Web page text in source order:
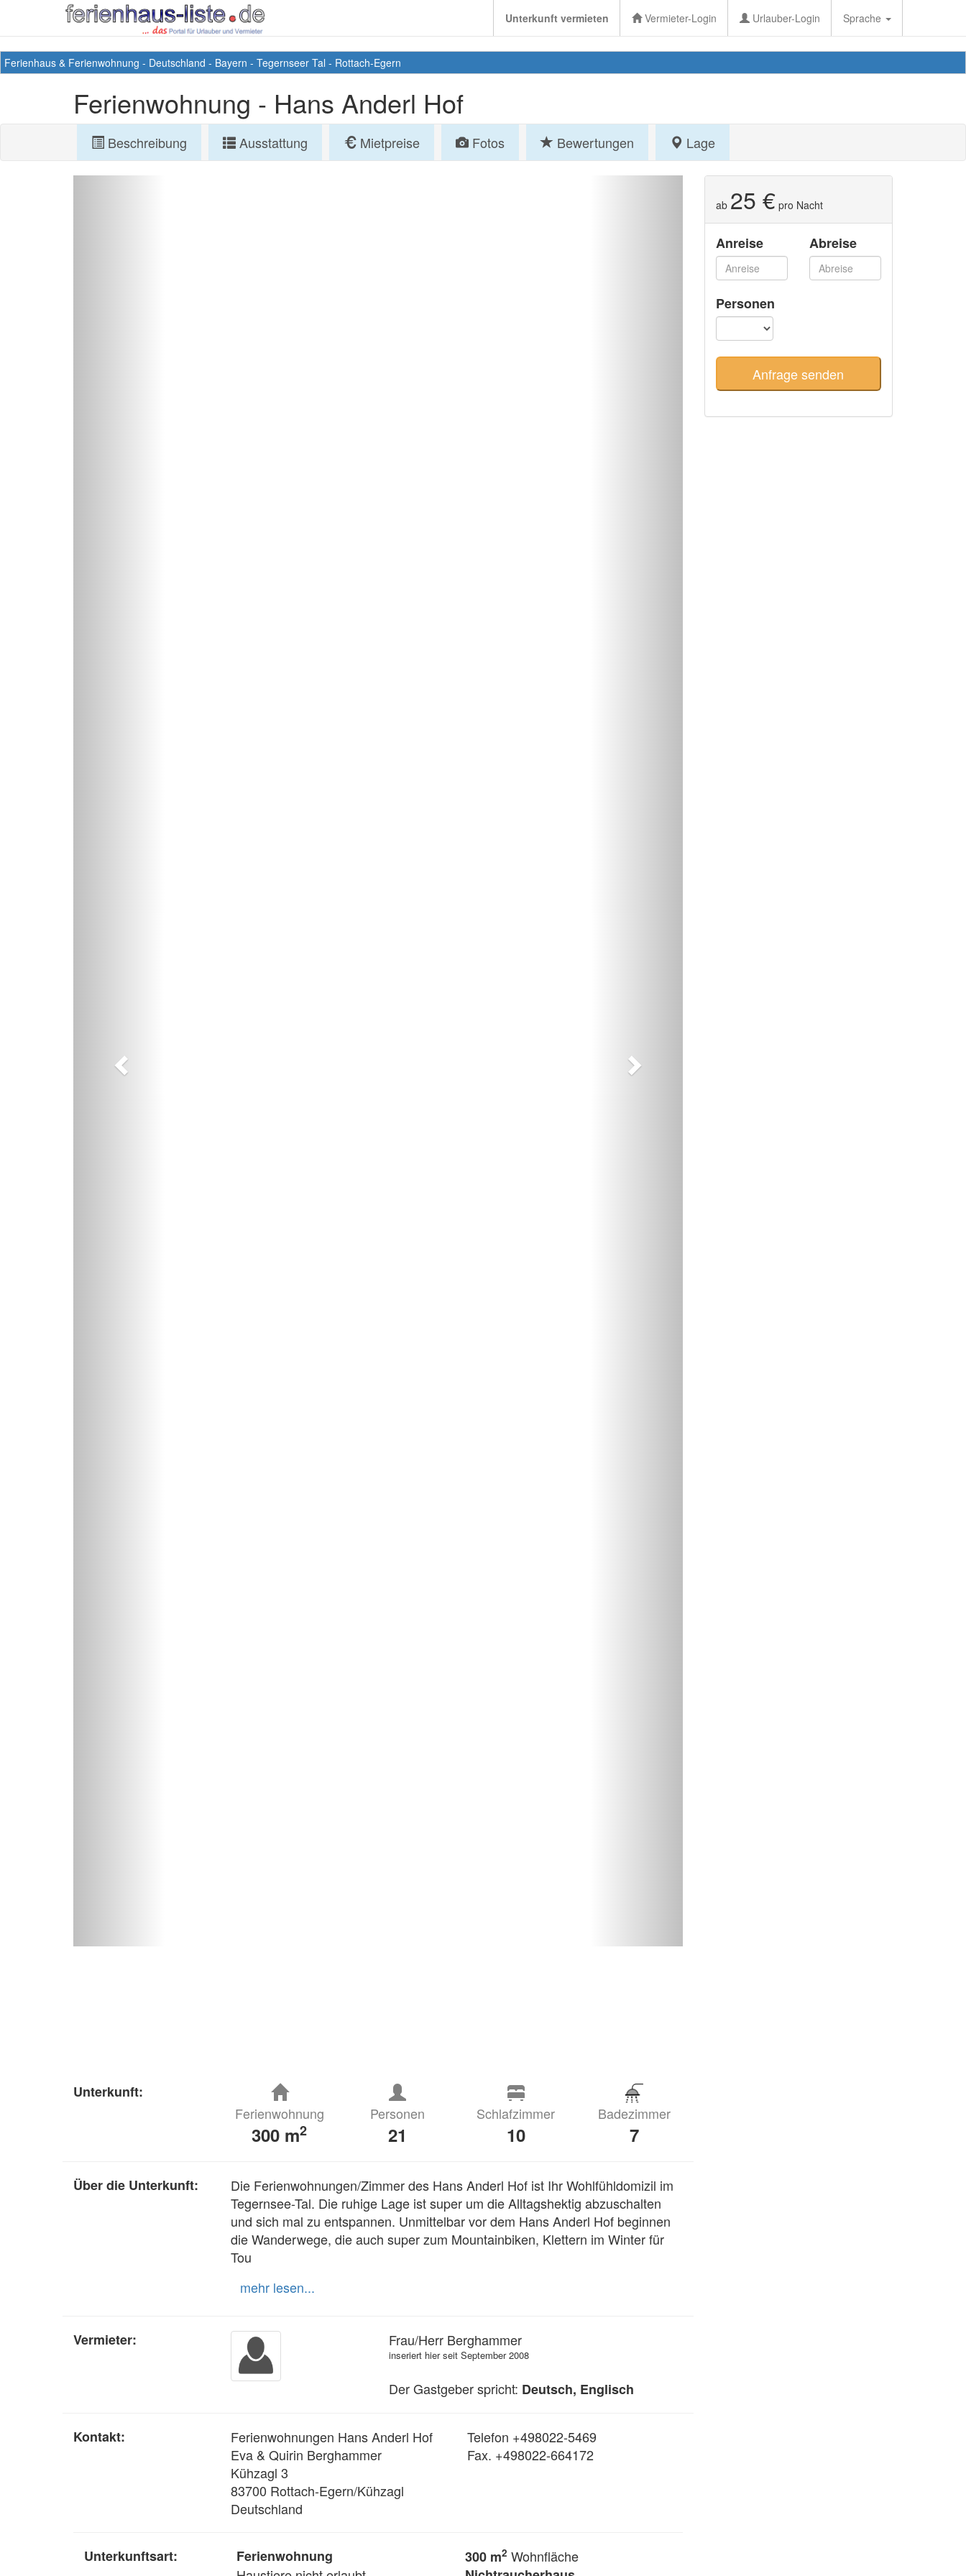
Unterkunft vermieten Vermieter-Login Urlauber-Login Sprache
Ferienhaus & Ferienwohnung - Deutschland - Bayern - Tegernseer Tal - Rottach-Egern
Ferienwohnung - Hans Anderl Hof
Beschreibung Ausstattung Mietpreise Fotos Bewertungen Lage
ab 25 € pro Nacht
Anreise Abreise
Personen
Unterkunft:
Ferienwohnung
300 m2
Personen
21
Schlafzimmer
10
Badezimmer
7
Über die Unterkunft:
Die Ferienwohnungen/Zimmer des Hans Anderl Hof ist Ihr Wohlfühldomizil im
Tegernsee-Tal. Die ruhige Lage ist super um die Alltagshektig abzuschalten
und sich mal zu entspannen. Unmittelbar vor dem Hans Anderl Hof beginnen
die Wanderwege, die auch super zum Mountainbiken, Klettern im Winter für
Tou
mehr lesen...
Vermieter: Frau/Herr Berghammer
inseriert hier seit September 2008
Der Gastgeber spricht: Deutsch, Englisch
Kontakt:
Ferienwohnungen Hans Anderl Hof
Eva & Quirin Berghammer
Kühzagl 3
83700 Rottach-Egern/Kühzagl
Deutschland
Telefon +498022-5469
Fax. +498022-664172
Unterkunftsart: Ferienwohnung 300 m2 Wohnfläche